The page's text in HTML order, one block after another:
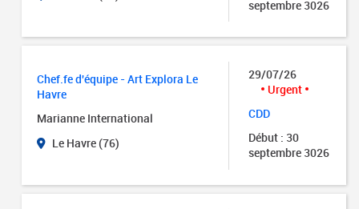
septembre 3026
Chef.fe d'équipe - Art Explora Le
Havre
Marianne International
Le Havre (76)
29/07/26
Urgent
CDD
Début : 30
septembre 3026